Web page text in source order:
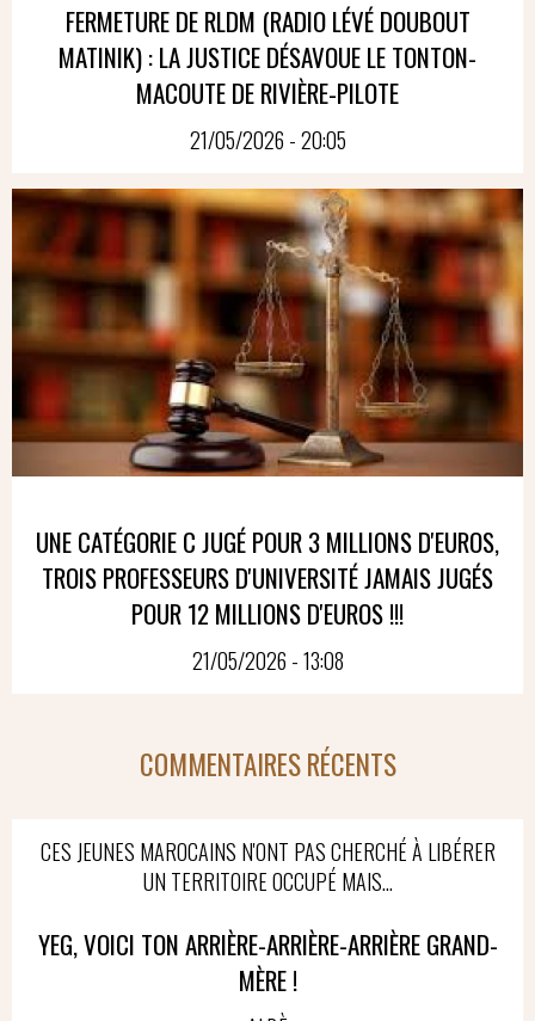
FERMETURE DE RLDM (RADIO LÉVÉ DOUBOUT
MATINIK) : LA JUSTICE DÉSAVOUE LE TONTON-
MACOUTE DE RIVIÈRE-PILOTE
21/05/2026 - 20:05
UNE CATÉGORIE C JUGÉ POUR 3 MILLIONS D'EUROS,
TROIS PROFESSEURS D'UNIVERSITÉ JAMAIS JUGÉS
POUR 12 MILLIONS D'EUROS !!!
21/05/2026 - 13:08
COMMENTAIRES RÉCENTS
CES JEUNES MAROCAINS N'ONT PAS CHERCHÉ À LIBÉRER
UN TERRITOIRE OCCUPÉ MAIS...
YEG, VOICI TON ARRIÈRE-ARRIÈRE-ARRIÈRE GRAND-
MÈRE !